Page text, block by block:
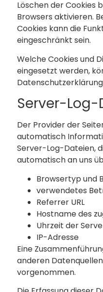
Löschen der Cookies
Browsers aktivieren.
Cookies kann die
eingeschränkt sein.
Welche Cookies und
eingesetzt werden,
Server-Log-
Der Provider der
automatisch
Server-Log-Dateien,
automatisch an uns
Browsertyp und
verwendetes
Referrer URL
Hostname des
Uhrzeit der
IP-Adresse
Eine
anderen
vorgenommen.